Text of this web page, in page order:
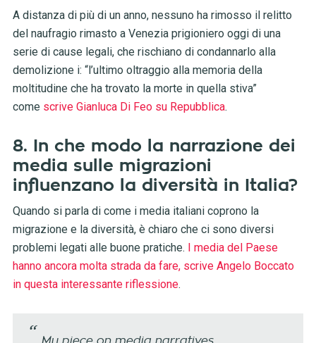
A distanza di più di un anno, nessuno ha rimosso il relitto
del naufragio rimasto a Venezia prigioniero oggi di una
serie di cause legali, che rischiano di condannarlo alla
demolizione i: “l’ultimo oltraggio alla memoria della
moltitudine che ha trovato la morte in quella stiva”
come scrive Gianluca Di Feo su Repubblica.
8. In che modo la narrazione dei
media sulle migrazioni
influenzano la diversità in Italia?
Quando si parla di come i media italiani coprono la
migrazione e la diversità, è chiaro che ci sono diversi
problemi legati alle buone pratiche. I media del Paese
hanno ancora molta strada da fare, scrive Angelo Boccato
in questa interessante riflessione.